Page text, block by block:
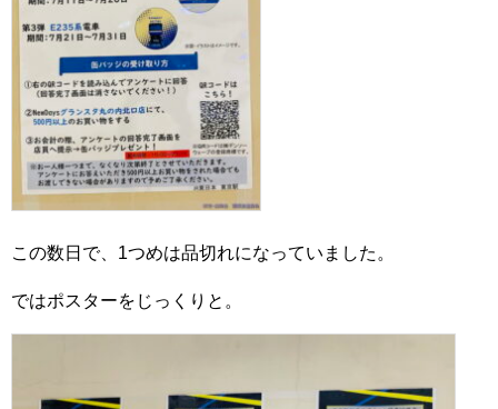
この数日で、1つめは品切れになっていました。
ではポスターをじっくりと。